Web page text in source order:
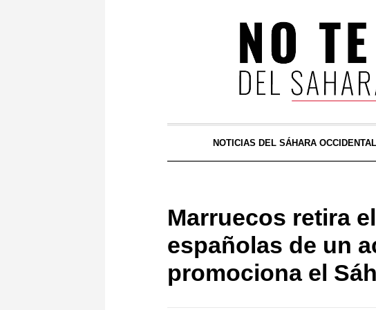
NOTICIAS DEL SÁHARA OCCIDENTAL
Marruecos retira
españolas de un
promociona el